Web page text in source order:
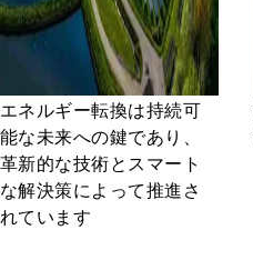
エネルギー転換は持続可
能な未来への鍵であり、
革新的な技術とスマート
な解決策によって推進さ
れています